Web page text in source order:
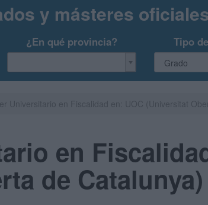
y másteres
¿En qué provincia? Tipo
en
de Catalunya)